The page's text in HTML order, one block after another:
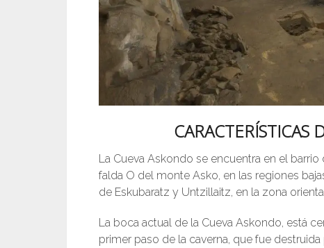
CARACTERÍSTICAS
La Cueva Askondo se encuentra en el
falda O del monte Asko, en las regiones
de Eskubaratz y Untzillaitz, en la zona
La boca actual de la Cueva Askondo, está
primer paso de la caverna, que fue